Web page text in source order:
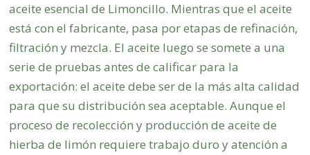
aceite esencial de Limoncillo. Mientras que el aceite
está con el fabricante, pasa por etapas de refinación,
filtración y mezcla. El aceite luego se somete a una
serie de pruebas antes de calificar para la
exportación: el aceite debe ser de la más alta calidad
para que su distribución sea aceptable. Aunque el
proceso de recolección y producción de aceite de
hierba de limón requiere trabajo duro y atención a